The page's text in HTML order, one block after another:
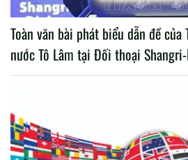
Toàn văn bài phát biểu dẫn đề
nước Tô Lâm tại Đối thoại